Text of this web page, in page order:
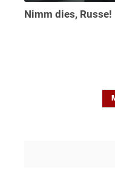
Nimm dies, Russe!